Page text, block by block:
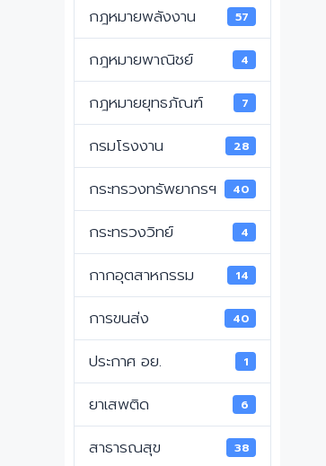
กฎหมายพลังงาน 57
กฎหมายพาณิชย์ 4
กฎหมายยุทธภัณฑ์ 7
กรมโรงงาน 28
กระทรวงทรัพยากรฯ 40
กระทรวงวิทย์ 4
กากอุตสาหกรรม 14
การขนส่ง 40
ประกาศ อย. 1
ยาเสพติด 6
สาธารณสุข 38